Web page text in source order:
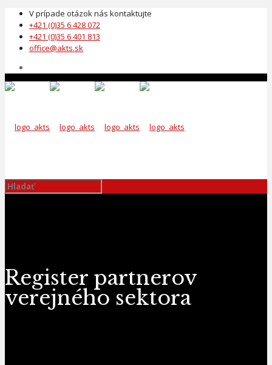
V prípade otázok nás kontaktujte
+421 (0)35 6 428 072
+421 (0)35 6 401 813
office@akts.sk
Register partnerov
verejného sektora